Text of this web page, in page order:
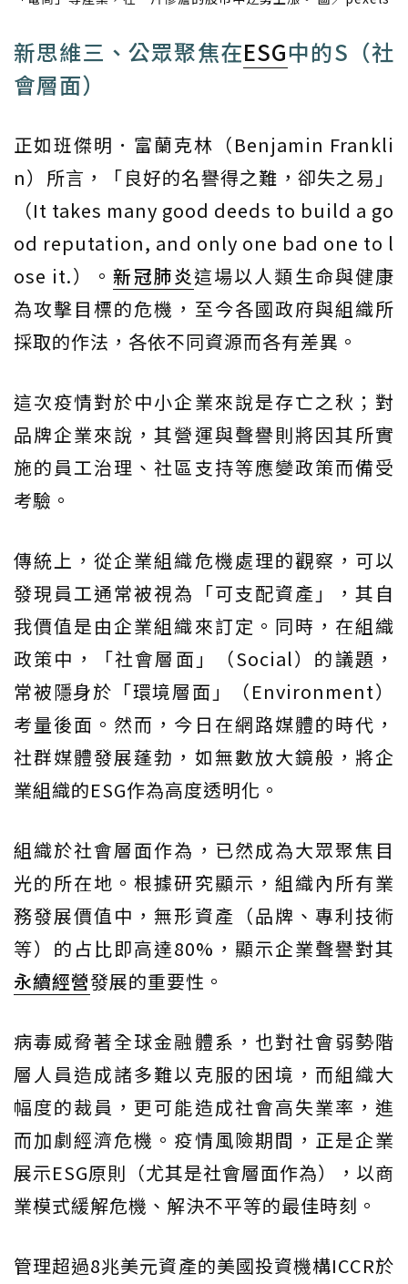
新思維三、公眾聚焦在ESG中的S（社
會層面）
正如班傑明．富蘭克林（Benjamin Frankli
n）所言，「良好的名譽得之難，卻失之易」
（It takes many good deeds to build a go
od reputation, and only one bad one to l
ose it.）。新冠肺炎這場以人類生命與健康
為攻擊目標的危機，至今各國政府與組織所
採取的作法，各依不同資源而各有差異。
這次疫情對於中小企業來說是存亡之秋；對
品牌企業來說，其營運與聲譽則將因其所實
施的員工治理、社區支持等應變政策而備受
考驗。
傳統上，從企業組織危機處理的觀察，可以
發現員工通常被視為「可支配資產」，其自
我價值是由企業組織來訂定。同時，在組織
政策中，「社會層面」（Social）的議題，
常被隱身於「環境層面」（Environment）
考量後面。然而，今日在網路媒體的時代，
社群媒體發展蓬勃，如無數放大鏡般，將企
業組織的ESG作為高度透明化。
組織於社會層面作為，已然成為大眾聚焦目
光的所在地。根據研究顯示，組織內所有業
務發展價值中，無形資產（品牌、專利技術
等）的占比即高達80%，顯示企業聲譽對其
永續經營發展的重要性。
病毒威脅著全球金融體系，也對社會弱勢階
層人員造成諸多難以克服的困境，而組織大
幅度的裁員，更可能造成社會高失業率，進
而加劇經濟危機。疫情風險期間，正是企業
展示ESG原則（尤其是社會層面作為），以商
業模式緩解危機、解決不平等的最佳時刻。
管理超過8兆美元資產的美國投資機構ICCR於